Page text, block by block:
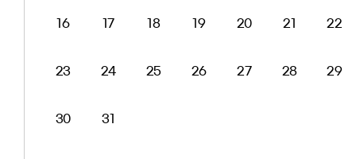
16 17 18 19 20 21 22
23 24 25 26 27 28 29
30 31